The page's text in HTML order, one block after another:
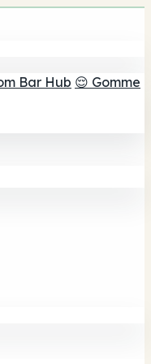
Bar Hub 😌 Gomme